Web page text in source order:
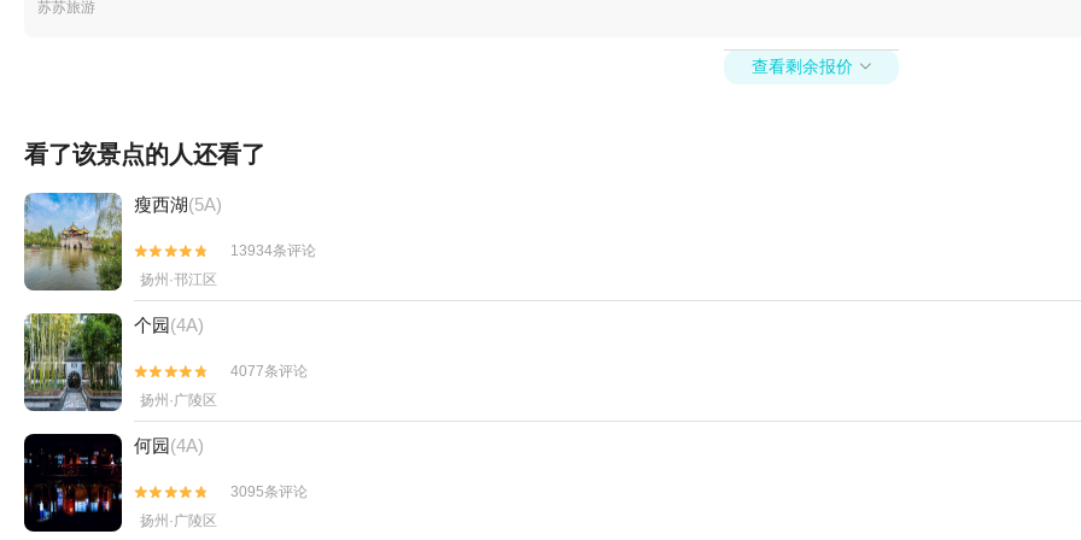
苏苏旅游
查看剩余报价 
看了该景点的人还看了
瘦西湖(5A)


13934条评论
扬州·邗江区
个园(4A)


4077条评论
扬州·广陵区
何园(4A)


3095条评论
扬州·广陵区